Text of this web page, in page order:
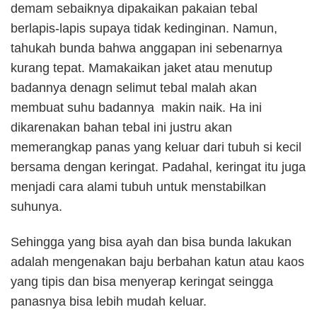
demam sebaiknya dipakaikan pakaian tebal
berlapis-lapis supaya tidak kedinginan. Namun,
tahukah bunda bahwa anggapan ini sebenarnya
kurang tepat. Mamakaikan jaket atau menutup
badannya denagn selimut tebal malah akan
membuat suhu badannya makin naik. Ha ini
dikarenakan bahan tebal ini justru akan
memerangkap panas yang keluar dari tubuh si kecil
bersama dengan keringat. Padahal, keringat itu juga
menjadi cara alami tubuh untuk menstabilkan
suhunya.
Sehingga yang bisa ayah dan bisa bunda lakukan
adalah mengenakan baju berbahan katun atau kaos
yang tipis dan bisa menyerap keringat seingga
panasnya bisa lebih mudah keluar.